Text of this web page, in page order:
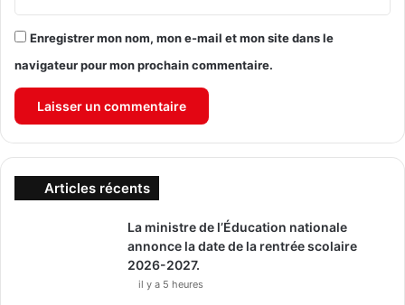
Enregistrer mon nom, mon e-mail et mon site dans le
navigateur pour mon prochain commentaire.
Articles récents
La ministre de l’Éducation nationale
annonce la date de la rentrée scolaire
2026-2027.
il y a 5 heures